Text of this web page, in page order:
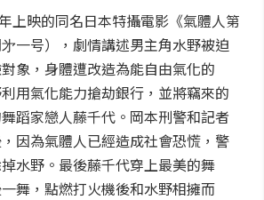
上映的同名日本特攝電影《氣體人第
一号），劇情講述男主角水野被迫
象，身體遭改造為能自由氣化的
利用氣化能力搶劫銀行，並將竊來的
蹈家戀人藤千代。岡本刑警和記者
因為氣體人已經造成社會恐慌，警
水野。最後藤千代穿上最美的舞
舞，點燃打火機後和水野相擁而